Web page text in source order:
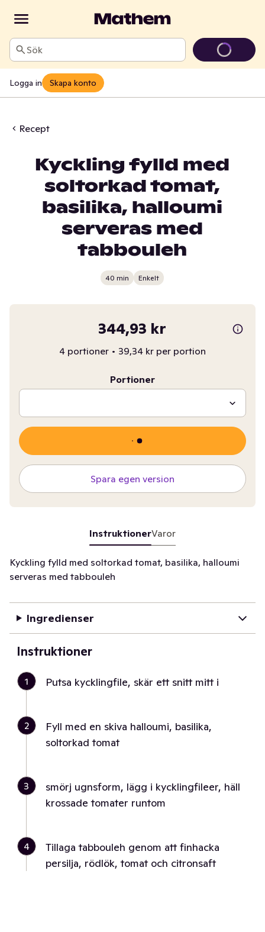
Sök
Logga in Skapa konto
Recept
Kyckling fylld med
soltorkad tomat,
basilika, halloumi
serveras med
tabbouleh
40 min Enkelt
344,93 kr
4 portioner • 39,34 kr per portion
Portioner
Spara egen version
InstruktionerVaror
Kyckling fylld med soltorkad tomat, basilika, halloumi
serveras med tabbouleh
Ingredienser
Instruktioner
1 Putsa kycklingfile, skär ett snitt mitt i
2
Fyll med en skiva halloumi, basilika,
soltorkad tomat
3
smörj ugnsform, lägg i kycklingfileer, häll
krossade tomater runtom
4
Tillaga tabbouleh genom att finhacka
persilja, rödlök, tomat och citronsaft